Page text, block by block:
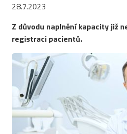
28.7.2023
Z důvodu naplnění kapacity již
registraci pacientů.